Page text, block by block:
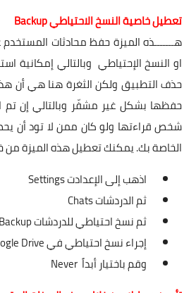
تعطيل خاصية النسخ الاحتياطي Backup
هـــــــذه الميزة حفظ محادثات
او النسخ الإحتياطي وبالتالي إمكانية
حذف التطبيق ولكن الثغرة هنا هي أن
حفظها بشكل غير مشفّر وبالتالي إن تم
شخص قراءتها ولو كان ممن لا تود أن
الخاصة بك. يمكنك تعطيل هذه الميزة من
اذهب إلى الإعدادت Settings
ثم الدردشات Chats
ثم نسخ احتياطي للدردشات Chat Backup
إجراء نسخ احتياطي في Google Drive
وقم باختيار أبداً Never